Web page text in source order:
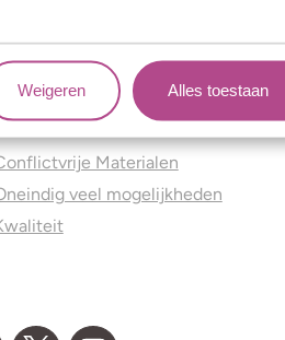
Weigeren Alles toestaan
voordelen
Materialen
veel mogelijkheden